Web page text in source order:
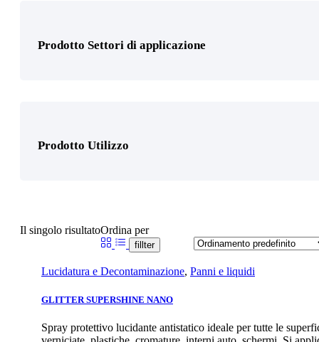
Prodotto Settori di applicazione
Prodotto Utilizzo
Il singolo risultatoOrdina per
fillter
Lucidatura e Decontaminazione, Panni e liquidi
GLITTER SUPERSHINE NANO
Spray protettivo lucidante antistatico ideale per tutte le